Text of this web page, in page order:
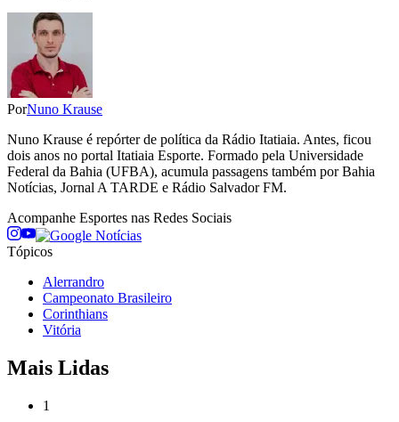
PorNuno Krause
Nuno Krause é repórter de política da Rádio Itatiaia. Antes, ficou
dois anos no portal Itatiaia Esporte. Formado pela Universidade
Federal da Bahia (UFBA), acumula passagens também por Bahia
Notícias, Jornal A TARDE e Rádio Salvador FM.
Acompanhe Esportes nas Redes Sociais
Tópicos
Alerrandro
Campeonato Brasileiro
Corinthians
Vitória
Mais Lidas
1